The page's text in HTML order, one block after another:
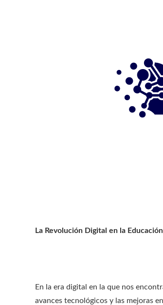
La Revolución Digital en la
En la era digital en la que nos
avances tecnológicos y las mejoras